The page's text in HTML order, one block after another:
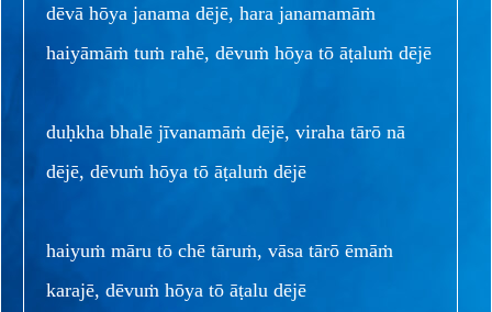
dēvā hōya janama dējē, hara janamamāṁ
haiyāmāṁ tuṁ rahē, dēvuṁ hōya tō āṭaluṁ dējē
duḥkha bhalē jīvanamāṁ dējē, viraha tārō nā
dējē, dēvuṁ hōya tō āṭaluṁ dējē
haiyuṁ māru tō chē tāruṁ, vāsa tārō ēmāṁ
karajē, dēvuṁ hōya tō āṭalu dējē